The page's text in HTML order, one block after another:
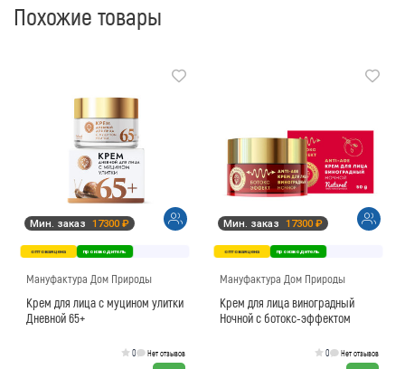
Похожие товары
Мин. заказ 17300 ₽
оптовая цена производитель
Мануфактура Дом Природы
Крем для лица с муцином улитки
Дневной 65+
0 Нет отзывов
Мин. заказ 17300 ₽
оптовая цена производитель
Мануфактура Дом Природы
Крем для лица виноградный
Ночной с ботокс-эффектом
0 Нет отзывов